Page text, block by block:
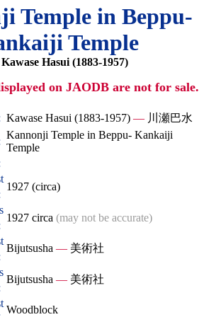
Temple in Beppu-
Temple
Hasui (1883-1957)
on JAODB are not for sale.
Kawase Hasui (1883-1957) — 川瀬巴水
Kannonji Temple in Beppu- Kankaiji
Temple
1927 (circa)
1927 circa (may not be accurate)
Bijutsusha — 美術社
Bijutsusha — 美術社
Woodblock